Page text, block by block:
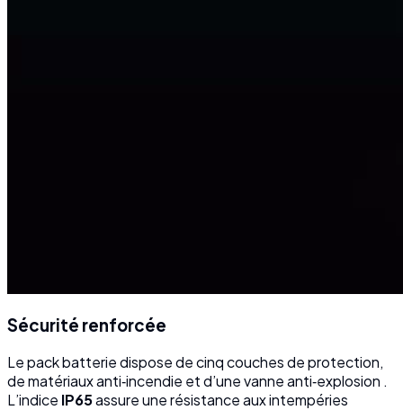
Sécurité renforcée
Le pack batterie dispose de cinq couches de protection,
de matériaux anti‑incendie et d’une vanne anti‑explosion .
L’indice IP65assure une résistance aux intempéries